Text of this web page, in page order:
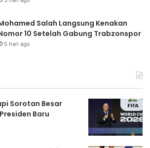
Salah Langsung Kenakan
10 Setelah Gabung Trabzonspor
5 hari ago
Sorotan Besar
Baru